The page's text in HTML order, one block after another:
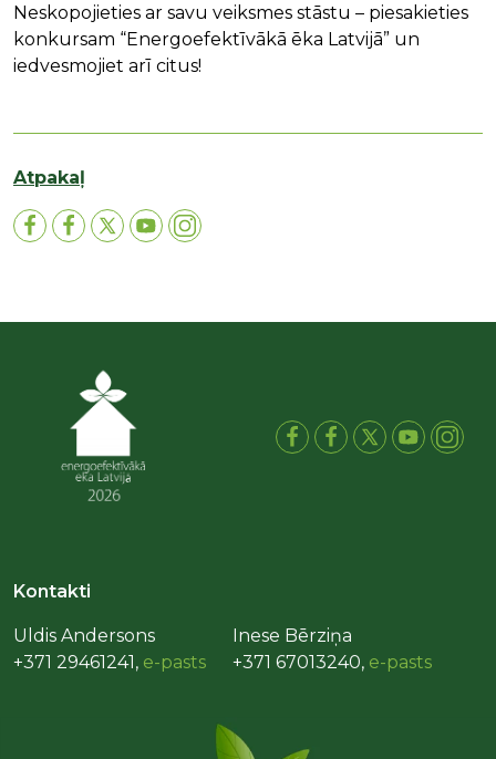
Neskopojieties ar savu veiksmes stāstu – piesakieties
konkursam “Energoefektīvākā ēka Latvijā” un
iedvesmojiet arī citus!
Atpakaļ
Kontakti
Uldis Andersons
+371 29461241, e-pasts
Inese Bērziņa
+371 67013240, e-pasts